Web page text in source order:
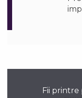
Fii printre